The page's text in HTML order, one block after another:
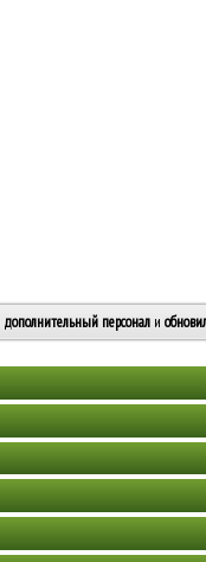
дополнительный персонал и